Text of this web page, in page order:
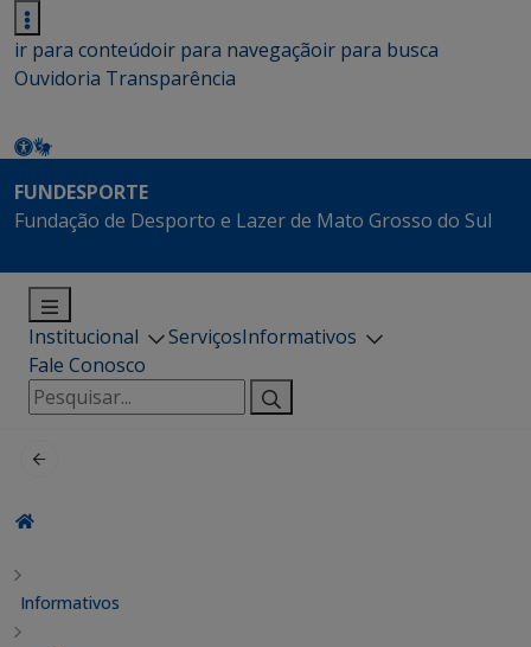
ir para conteúdoir para navegaçãoir para busca
Ouvidoria Transparência
FUNDESPORTE
Fundação de Desporto e Lazer de Mato Grosso do Sul
Institucional ServiçosInformativos
Fale Conosco
Pesquisar
por:
Informativos